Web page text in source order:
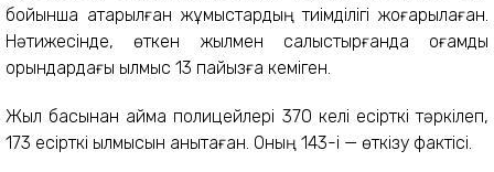
бойынша атқарылған жұмыстардың тиімділігі жоғарылаған.
Нәтижесінде, өткен жылмен салыстырғанда қоғамдық
орындардағы қылмыс 13 пайызға кеміген.
Жыл басынан аймақ полицейлері 370 келі есірткі тәркілеп,
173 есірткі қылмысын анықтаған. Оның 143-і — өткізу фактісі.